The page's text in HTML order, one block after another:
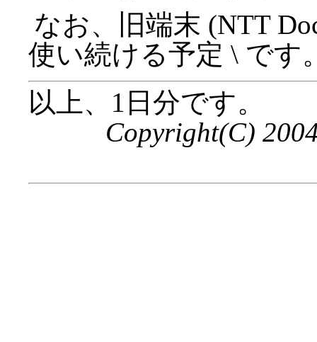
なお、旧端末 (NTT
使い続ける予定 \ です
以上、1日分です。
Copyright(C)